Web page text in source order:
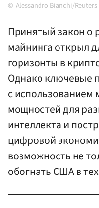
Alessandro Bianchi/Reuters
Принятый закон о
майнинга открыл
горизонты в
Однако ключевые
с использованием
мощностей для
интеллекта и
цифровой
возможность не
обогнать США в